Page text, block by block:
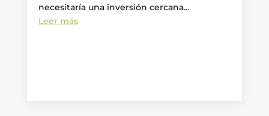
necesitaría una inversión cercana...
Leer más